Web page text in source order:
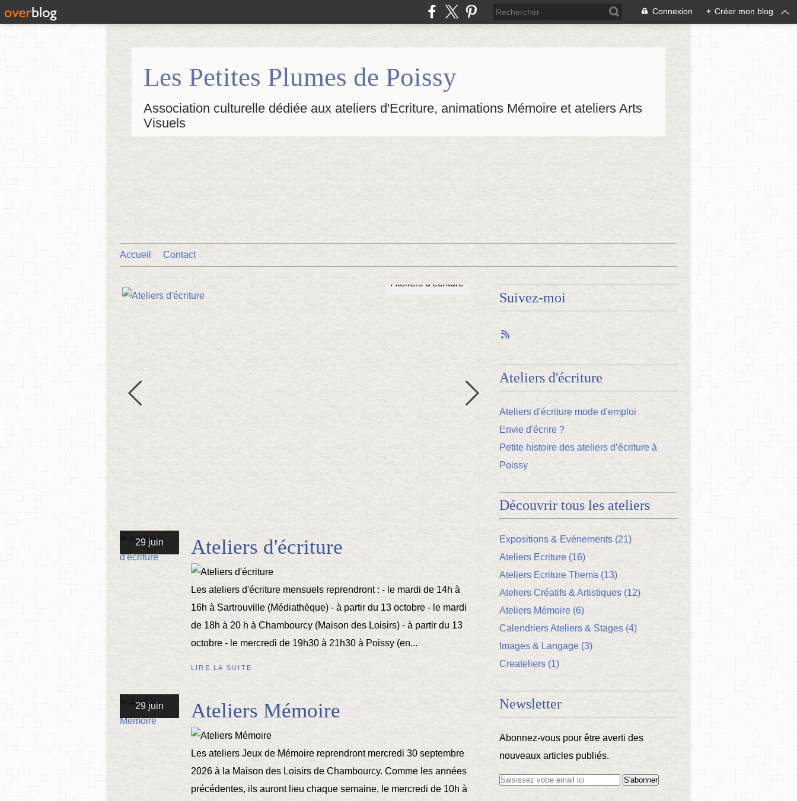
Connexion + Créer mon blog
Les Petites Plumes de Poissy
Association culturelle dédiée aux ateliers d'Ecriture, animations Mémoire et ateliers Arts
Visuels
Accueil Contact
Ateliers Mémoire
29 juin Ateliers d'écriture
Les ateliers d'écriture mensuels reprendront : - le mardi de 14h à
16h à Sartrouville (Médiathèque) - à partir du 13 octobre - le mardi
de 18h à 20 h à Chambourcy (Maison des Loisirs) - à partir du 13
octobre - le mercredi de 19h30 à 21h30 à Poissy (en...
LIRE LA SUITE
29 juin Ateliers Mémoire
Les ateliers Jeux de Mémoire reprendront mercredi 30 septembre
2026 à la Maison des Loisirs de Chambourcy. Comme les années
précédentes, ils auront lieu chaque semaine, le mercredi de 10h à
Suivez-moi
Ateliers d'écriture
Ateliers d'écriture mode d'emploi
Envie d'écrire ?
Petite histoire des ateliers d’écriture à
Poissy
Découvrir tous les ateliers
Expositions & Evénements (21)
Ateliers Ecriture (16)
Ateliers Ecriture Thema (13)
Ateliers Créatifs & Artistiques (12)
Ateliers Mémoire (6)
Calendriers Ateliers & Stages (4)
Images & Langage (3)
Createliers (1)
Newsletter
Abonnez-vous pour être averti des
nouveaux articles publiés.